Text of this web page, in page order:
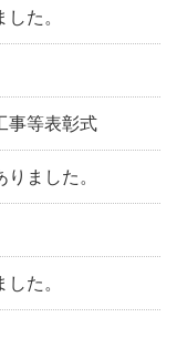
た。
事等表彰式
ました。
た。